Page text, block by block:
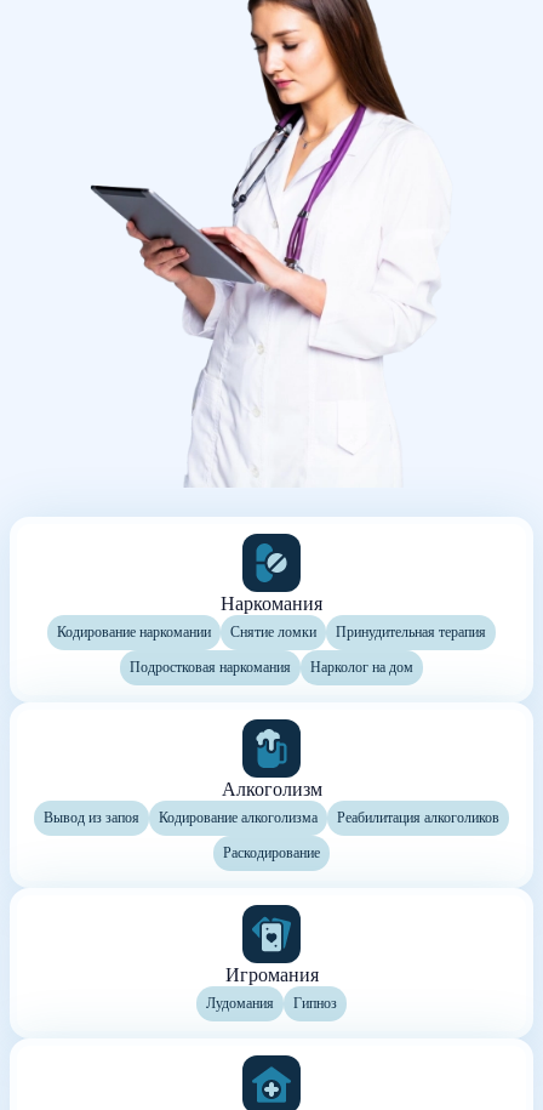
Наркомания
Кодирование наркомании Снятие ломки Принудительная терапия
Подростковая наркомания Нарколог на дом
Алкоголизм
Вывод из запоя Кодирование алкоголизма Реабилитация алкоголиков
Раскодирование
Игромания
Лудомания Гипноз